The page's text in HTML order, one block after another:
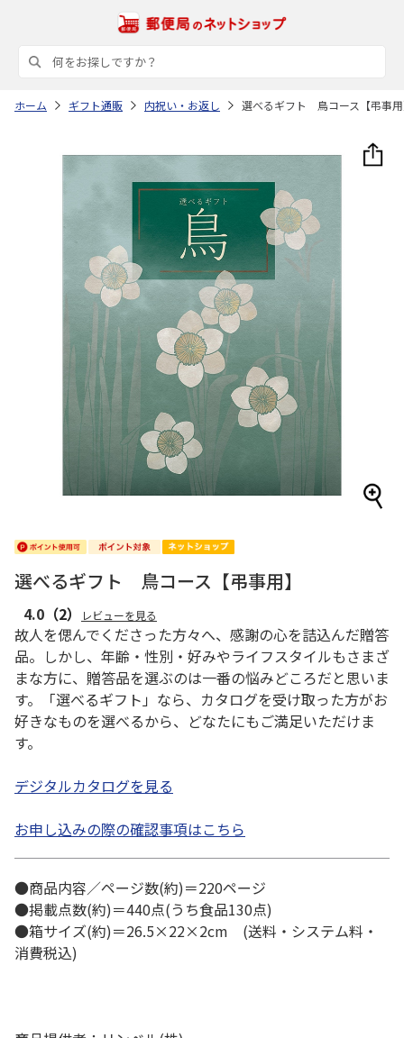
ホーム ギフト通販 内祝い・お返し 選べるギフト 鳥コース【弔事
選べるギフト 鳥コース【弔事用】
4.0 （2） レビューを見る
故人を偲んでくださった方々へ、感謝の心を詰込んだ贈答
品。しかし、年齢・性別・好みやライフスタイルもさまざ
まな方に、贈答品を選ぶのは一番の悩みどころだと思いま
す。「選べるギフト」なら、カタログを受け取った方がお
好きなものを選べるから、どなたにもご満足いただけま
す。
デジタルカタログを見る
お申し込みの際の確認事項はこちら
●商品内容／ページ数(約)＝220ページ
●掲載点数(約)＝440点(うち食品130点)
●箱サイズ(約)＝26.5×22×2cm (送料・システム料・
消費税込)